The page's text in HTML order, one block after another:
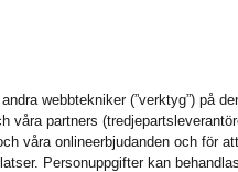
Ordinarie:
1 515 kr
webbtekniker (”verktyg”) på
våra partners
våra onlineerbjudanden och för
Personuppgifter kan